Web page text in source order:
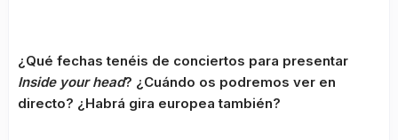
¿Qué fechas tenéis de conciertos para presentar
Inside your head? ¿Cuándo os podremos ver en
directo? ¿Habrá gira europea también?